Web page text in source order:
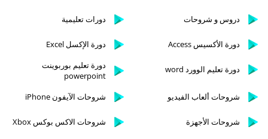
دروس و شروحات دورات تعليمية
دورة الأكسيس Access دورة الإكسل Excel
دورة تعليم الوورد word
دورة تعليم بوربوينت
powerpoint
شروحات ألعاب الفيديو
شروحات الآيفون iPhone
شروحات الأجهزة شروحات الاكس بوكس Xbox